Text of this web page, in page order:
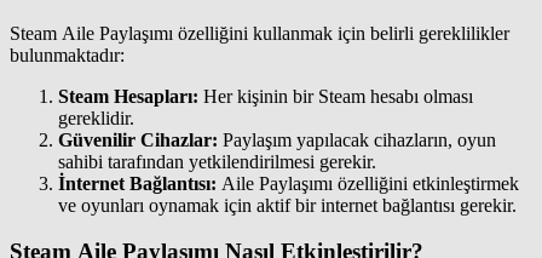
Steam Aile Paylaşımı özelliğini kullanmak için belirli gereklilikler
bulunmaktadır:
Steam Hesapları: Her kişinin bir Steam hesabı olması
gereklidir.
Güvenilir Cihazlar: Paylaşım yapılacak cihazların, oyun
sahibi tarafından yetkilendirilmesi gerekir.
İnternet Bağlantısı: Aile Paylaşımı özelliğini etkinleştirmek
ve oyunları oynamak için aktif bir internet bağlantısı gerekir.
Steam Aile Paylaşımı Nasıl Etkinleştirilir?